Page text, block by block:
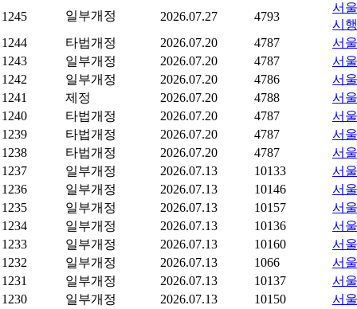
1245
일부개정 2026.07.27 4793
서
시
1244
타법개정 2026.07.20 4787
서
1243
일부개정 2026.07.20 4787
서
1242
일부개정 2026.07.20 4786
서
1241
제정 2026.07.20 4788
서
1240
타법개정 2026.07.20 4787
서
1239
타법개정 2026.07.20 4787
서
1238
타법개정 2026.07.20 4787
서
1237
일부개정 2026.07.13 10133
서
1236
일부개정 2026.07.13 10146
서
1235
일부개정 2026.07.13 10157
서
1234
일부개정 2026.07.13 10136
서
1233
일부개정 2026.07.13 10160
서
1232
일부개정 2026.07.13 1066
서
1231
일부개정 2026.07.13 10137
서
1230
일부개정 2026.07.13 10150
서